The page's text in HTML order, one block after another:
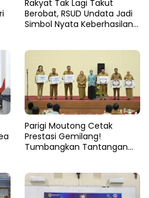
Rakyat Tak Lagi Takut
Berobat, RSUD Undata Jadi
Simbol Nyata Keberhasilan
Parigi Moutong Cetak
Prestasi Gemilang!
Tumbangkan Tantangan
Sulteng 2024